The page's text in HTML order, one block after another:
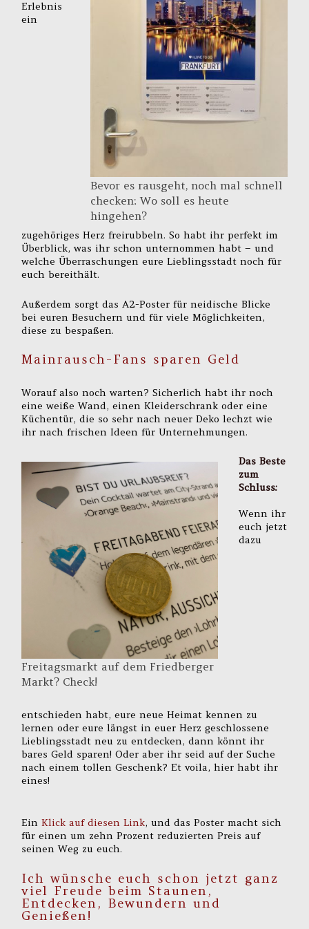
Bevor es rausgeht, noch mal schnell
checken: Wo soll es heute
hingehen?
Erlebnis
ein
zugehöriges Herz freirubbeln. So habt ihr perfekt im
Überblick, was ihr schon unternommen habt – und
welche Überraschungen eure Lieblingsstadt noch für
euch bereithält.
Außerdem sorgt das A2-Poster für neidische Blicke
bei euren Besuchern und für viele Möglichkeiten,
diese zu bespaßen.
Mainrausch-Fans sparen Geld
Worauf also noch warten? Sicherlich habt ihr noch
eine weiße Wand, einen Kleiderschrank oder eine
Küchentür, die so sehr nach neuer Deko lechzt wie
ihr nach frischen Ideen für Unternehmungen.
Freitagsmarkt auf dem Friedberger
Markt? Check!
Das Beste
zum
Schluss:
Wenn ihr
euch jetzt
dazu
entschieden habt, eure neue Heimat kennen zu
lernen oder eure längst in euer Herz geschlossene
Lieblingsstadt neu zu entdecken, dann könnt ihr
bares Geld sparen! Oder aber ihr seid auf der Suche
nach einem tollen Geschenk? Et voila, hier habt ihr
eines!
EinKlick auf diesen Link, und das Poster macht sich
für einen um zehn Prozent reduzierten Preis auf
seinen Weg zu euch.
Ich wünsche euch schon jetzt ganz
viel Freude beim Staunen,
Entdecken, Bewundern und
Genießen!